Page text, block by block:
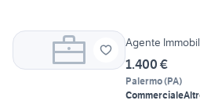
Agente
1.400 €
Palermo(PA)
Commerciale